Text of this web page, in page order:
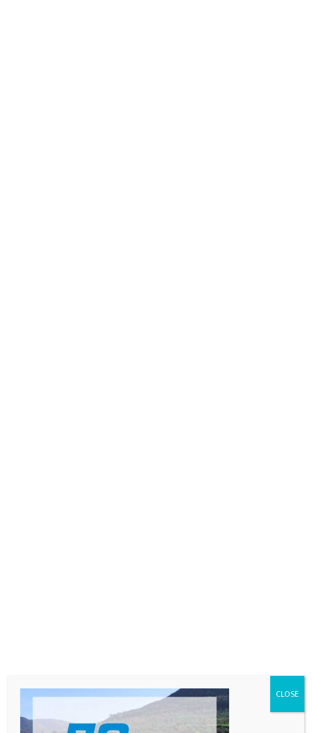
CLOSE